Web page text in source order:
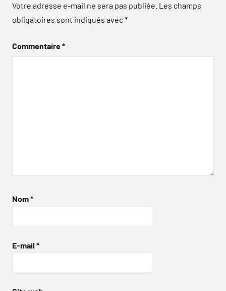
Votre adresse e-mail ne sera pas publiée. Les champs
obligatoires sont indiqués avec*
Commentaire*
Nom*
E-mail *